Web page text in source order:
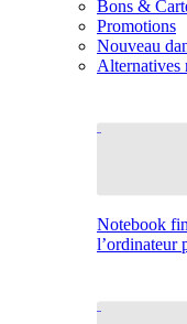
Bons &
Promotions
Nouveau
Alternatives
Notebook
l’ordinateur